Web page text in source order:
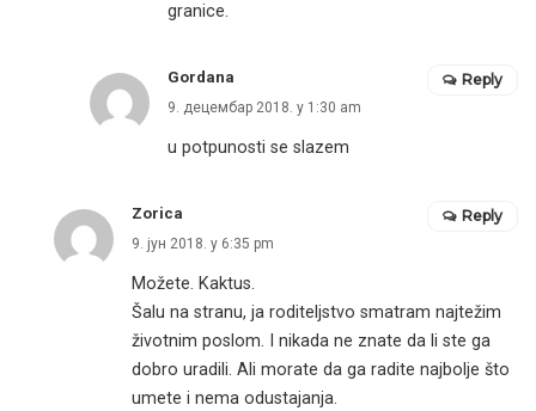
granice.
Gordana
9. децембар 2018. у 1:30 am
u potpunosti se slazem
Reply
Zorica
9. јун 2018. у 6:35 pm
Možete. Kaktus.
Šalu na stranu, ja roditeljstvo smatram najtežim
životnim poslom. I nikada ne znate da li ste ga
dobro uradili. Ali morate da ga radite najbolje što
umete i nema odustajanja.
Reply